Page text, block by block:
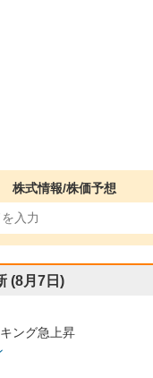
株式情報/株価予想
(8月7日)
ング急上昇